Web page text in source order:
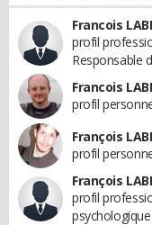
Francois
profil
Responsable
Francois
profil
François
profil
François
profil